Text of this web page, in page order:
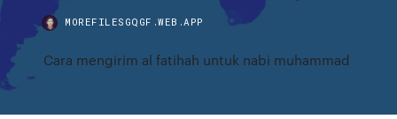
MOREFILESGQGF.WEB.APP
Cara mengirim al fatihah untuk nabi muhammad